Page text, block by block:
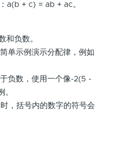
a(b + c) = ab + ac。
和负数。
单示例演示分配律，例如
负数，使用一个像-2(5 -
。
，括号内的数字的符号会